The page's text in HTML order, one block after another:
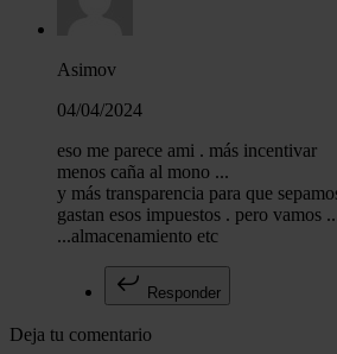
Asimov
04/04/2024
eso me parece ami . más incentivar
menos caña al mono ...
y más transparencia para que
gastan esos impuestos . pero vamos
...almacenamiento etc
Responder
Deja tu comentario